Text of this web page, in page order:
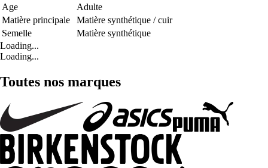
Age
Adulte
Matière principale
Matière synthétique / cuir
Semelle
Matière synthétique
Loading...
Loading...
Toutes nos marques